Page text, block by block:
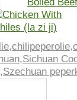
,chilipeperolie,
,Sichuan
,Szechuan